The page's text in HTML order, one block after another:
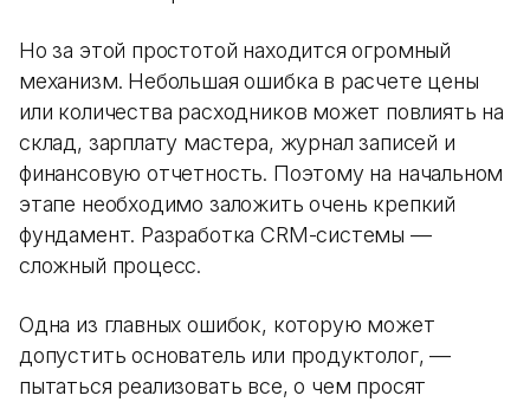
Но за этой простотой находится огромный
механизм. Небольшая ошибка в расчете цены
или количества расходников может повлиять на
склад, зарплату мастера, журнал записей и
финансовую отчетность. Поэтому на начальном
этапе необходимо заложить очень крепкий
фундамент. Разработка CRM-системы —
сложный процесс.
Одна из главных ошибок, которую может
допустить основатель или продуктолог, —
пытаться реализовать все, о чем просят